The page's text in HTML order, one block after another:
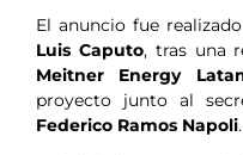
El anuncio fue
Luis Caputo, tras una
Meitner Energy
proyecto junto al
Federico Ramos Napoli.